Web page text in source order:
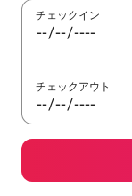
チェックイン
チェックアウト